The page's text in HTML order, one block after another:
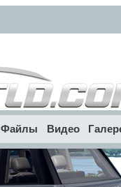
Файлы Видео